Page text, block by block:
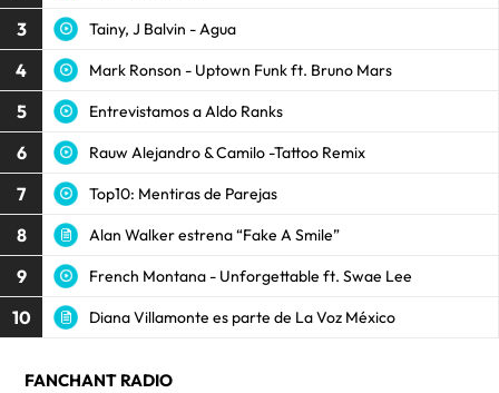
3 Tainy, J Balvin - Agua
4 Mark Ronson - Uptown Funk ft. Bruno Mars
5 Entrevistamos a Aldo Ranks
6 Rauw Alejandro & Camilo -Tattoo Remix
7 Top10: Mentiras de Parejas
8 Alan Walker estrena “Fake A Smile”
9 French Montana - Unforgettable ft. Swae Lee
10 Diana Villamonte es parte de La Voz México
FANCHANT RADIO